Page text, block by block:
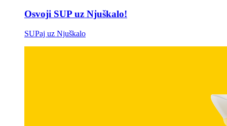
Osvoji SUP uz Njuškalo!
SUPaj uz Njuškalo